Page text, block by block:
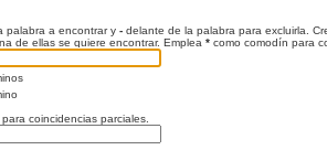
palabra a encontrar y - delante de la palabra para excluirla.
de ellas se quiere encontrar. Emplea * como comodín para
coincidencias parciales.